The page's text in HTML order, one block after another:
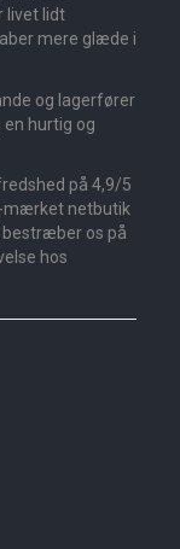
livet lidt
mere glæde i
og lagerfører
hurtig og
på 4,9/5
mærket netbutik
bestræber os på
hos